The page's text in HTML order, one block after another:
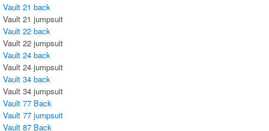
Vault 21 back
Vault 21 jumpsuit
Vault 22 back
Vault 22 jumpsuit
Vault 24 back
Vault 24 jumpsuit
Vault 34 back
Vault 34 jumpsuit
Vault 77 Back
Vault 77 jumpsuit
Vault 87 Back